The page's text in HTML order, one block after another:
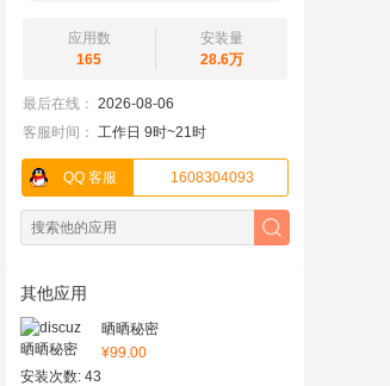
应用数
165
安装量
28.6万
最后在线： 2026-08-06
客服时间： 工作日 9时~21时
QQ 客服 1608304093
其他应用
晒晒秘密
¥99.00
安装次数: 43